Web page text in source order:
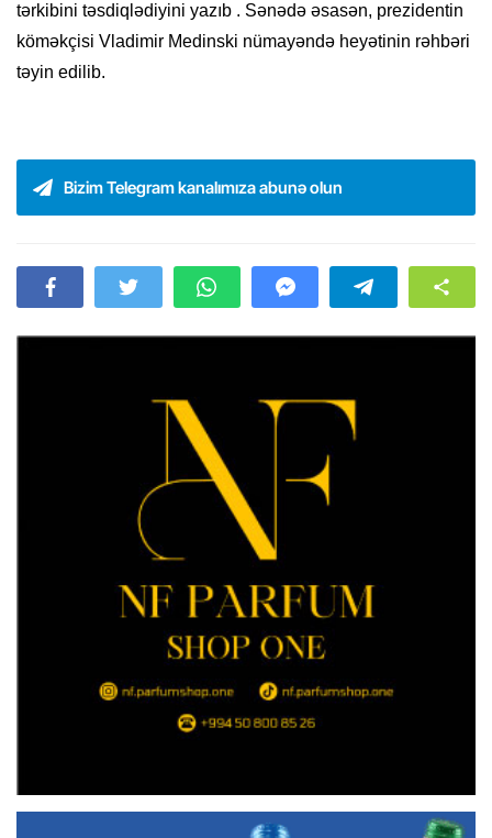
tərkibini təsdiqlədiyini yazıb . Sənədə əsasən, prezidentin
köməkçisi Vladimir Medinski nümayəndə heyətinin rəhbəri
təyin edilib.
Bizim Telegram kanalımıza abunə olun